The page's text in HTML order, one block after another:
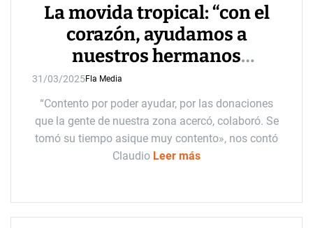
La movida tropical: “con el
corazón, ayudamos a
nuestros hermanos
bahienses“
31/03/2025Fla Media
“Contento por poder ayudar, por las donaciones
que la gente de nuestra zona acercó, colaboró. Se
tomó su tiempo asique muy contento», nos contó
Claudio Leer más